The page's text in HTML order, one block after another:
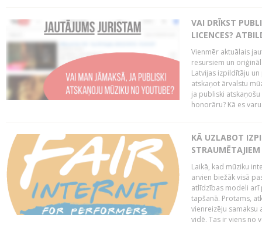
VAI DRĪKST
LICENCES?
Vienmēr aktuālais
resursiem un
Latvijas izpildītāju
atskaņot ārvalstu
ja publiski
honorāru? Kā es
KĀ UZLABOT
Laikā, kad mūziku
arvien biežāk visā
atlīdzības modeli arī
tapšanā. Protams,
vienreizēju
vidē. Tas ir viens no